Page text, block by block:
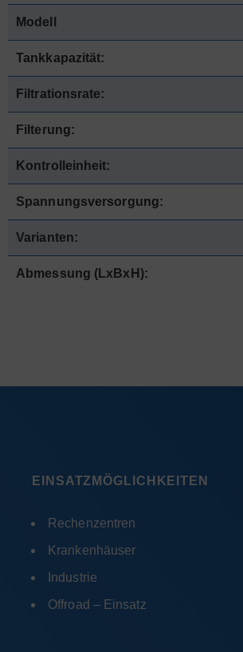
Modell
Tankkapazität:
Filtrationsrate:
Filterung:
Kontrolleinheit:
Spannungsversorgung:
Varianten:
Abmessung (LxBxH):
EINSATZMÖGLICHKEITEN
Rechenzentren
Krankenhäuser
Industrie
Offroad – Einsatz